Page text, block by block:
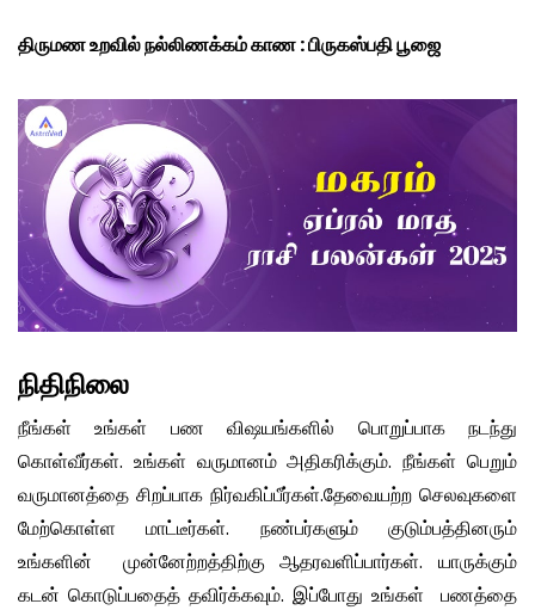
திருமண உறவில் நல்லிணக்கம் காண : பிருகஸ்பதி பூஜை
நிதிநிலை
நீங்கள் உங்கள் பண விஷயங்களில் பொறுப்பாக நடந்து
கொள்வீர்கள். உங்கள் வருமானம் அதிகரிக்கும். நீங்கள் பெறும்
வருமானத்தை சிறப்பாக நிர்வகிப்பீர்கள்.தேவையற்ற செலவுகளை
மேற்கொள்ள மாட்டீர்கள். நண்பர்களும் குடும்பத்தினரும்
உங்களின் முன்னேற்றத்திற்கு ஆதரவளிப்பார்கள். யாருக்கும்
கடன் கொடுப்பதைத் தவிர்க்கவும். இப்போது உங்கள் பணத்தை